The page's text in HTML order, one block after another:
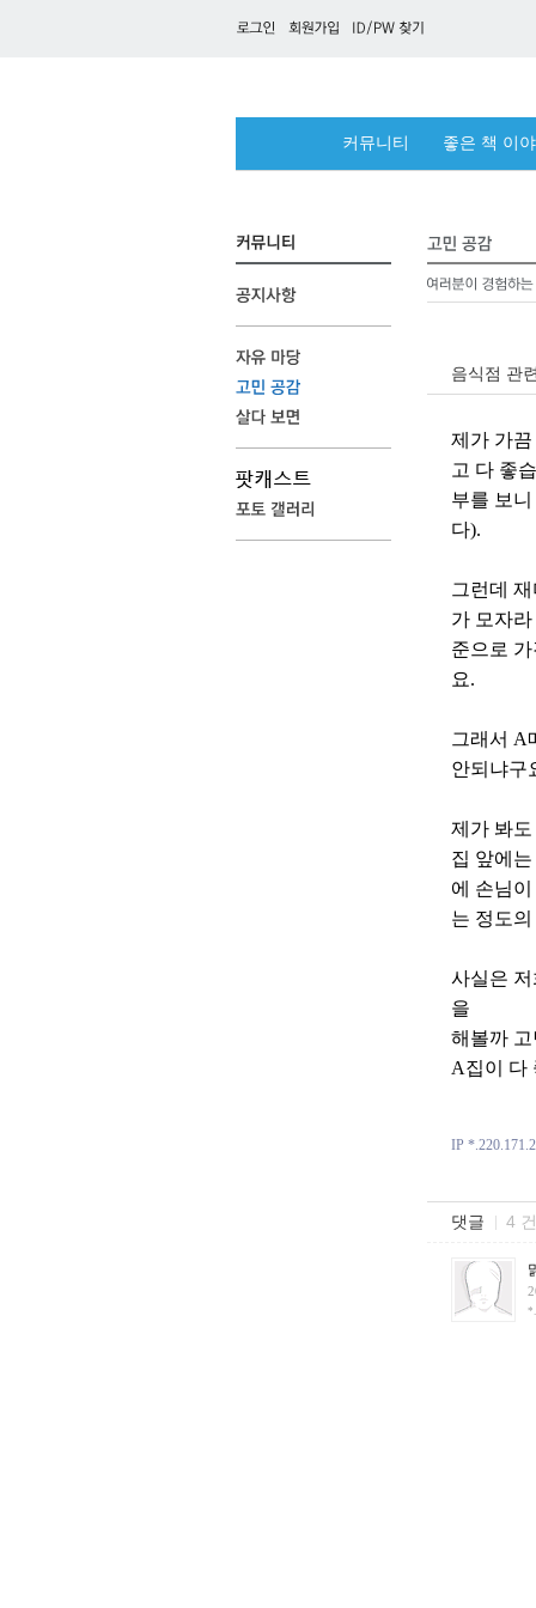
커뮤니티 좋은 책 이
음식점 관
제가 가
고 다 좋
부를 보
다).
그런데
가 모자
준으로
요.
그래서 A
안되냐구
제가 봐
집 앞에
에 손님
는 정도
사실은
을
해볼까
A집이 다
IP
댓글 4 건